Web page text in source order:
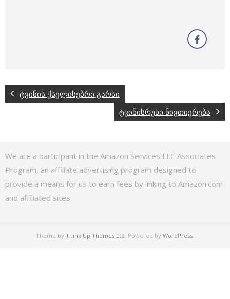
ტვინის ქსელისებრი გარსი
ტვინისრუხი ნივთიერება
We are a participant in the Amazon Services LLC Associates
Program, an affiliate advertising program designed to
provide a means for us to earn fees by linking to Amazon.com
and affiliated sites
Theme by Think Up Themes Ltd. Powered by WordPress.